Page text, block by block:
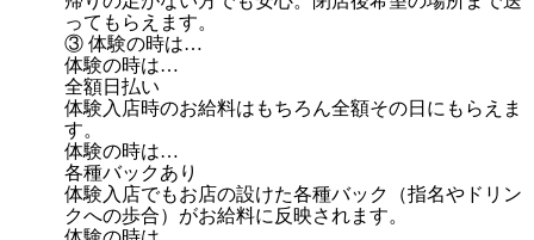
ってもらえます。
③ 体験の時は…
体験の時は…
全額日払い
体験入店時のお給料はもちろん全額その日にもらえま
す。
体験の時は…
各種バックあり
体験入店でもお店の設けた各種バック（指名やドリン
クへの歩合）がお給料に反映されます。